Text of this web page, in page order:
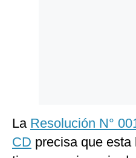
La Resolución N°
CD precisa que